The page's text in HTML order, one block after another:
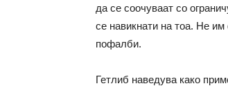
да се соочуваат со
се навикнати на тоа. Не им
пофалби.
Гетлиб наведува како